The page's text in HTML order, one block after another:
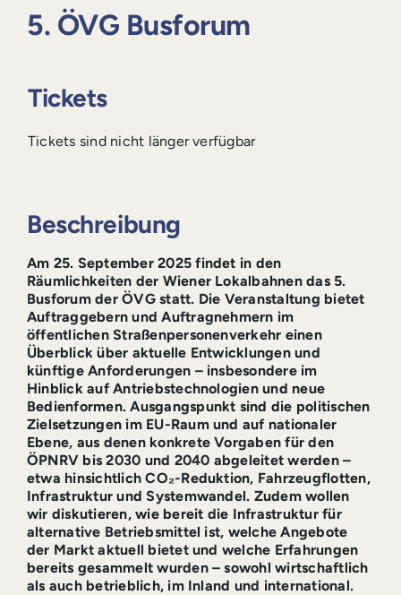
5. ÖVG Busforum
Tickets
Tickets sind nicht länger verfügbar
Beschreibung
Am 25. September 2025 findet in den
Räumlichkeiten der Wiener Lokalbahnen das 5.
Busforum der ÖVG statt. Die Veranstaltung bietet
Auftraggebern und Auftragnehmern im
öffentlichen Straßenpersonenverkehr einen
Überblick über aktuelle Entwicklungen und
künftige Anforderungen – insbesondere im
Hinblick auf Antriebstechnologien und neue
Bedienformen. Ausgangspunkt sind die politischen
Zielsetzungen im EU-Raum und auf nationaler
Ebene, aus denen konkrete Vorgaben für den
ÖPNRV bis 2030 und 2040 abgeleitet werden –
etwa hinsichtlich CO₂-Reduktion, Fahrzeugflotten,
Infrastruktur und Systemwandel. Zudem wollen
wir diskutieren, wie bereit die Infrastruktur für
alternative Betriebsmittel ist, welche Angebote
der Markt aktuell bietet und welche Erfahrungen
bereits gesammelt wurden – sowohl wirtschaftlich
als auch betrieblich, im Inland und international.